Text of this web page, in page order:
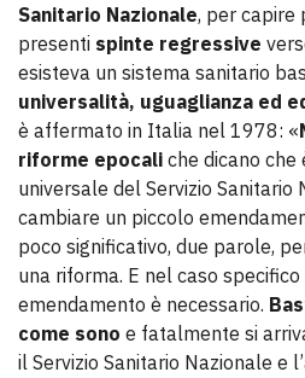
Sanitario Nazionale, per capire
presenti spinte regressive
esisteva un sistema sanitario
universalità, uguaglianza ed
è affermato in Italia nel 1978: «
riforme epocali che dicano
universale del Servizio
cambiare un piccolo
poco significativo, due parole,
una riforma. E nel caso
emendamento è necessario.
come sono e fatalmente si
il Servizio Sanitario Nazionale e